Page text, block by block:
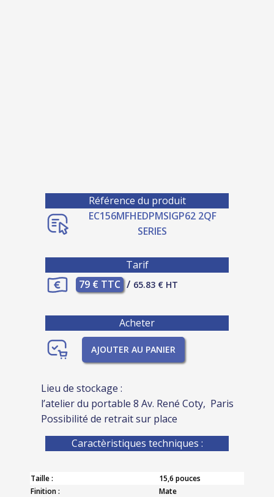
Référence du produit
EC156MFHEDPMSIGP62 2QF
SERIES
Tarif
79 € TTC / 65.83 € HT
Acheter
AJOUTER AU PANIER
Lieu de stockage :
l’atelier du portable 8 Av. René Coty, Paris
Possibilité de retrait sur place
Caractèristiques techniques :
Taille :
15,6 pouces
Finition :
Mate